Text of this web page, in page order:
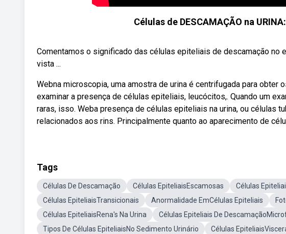
Células de DESCAMAÇÃO na
Comentamos o significado das células epiteliais de descamação no
vista ...
Webna microscopia, uma amostra de urina é centrifugada para
examinar a presença de células epiteliais, leucócitos,. Quando um
raras, isso. Weba presença de células epiteliais na urina, ou células
relacionados aos rins. Principalmente quanto ao aparecimento de
Tags
Células De Descamação Células EpiteliaisEscamosas Células
Células EpiteliaisTransicionais
Anormalidade EmCélulas Epiteliais
Células EpiteliaisRena's Na Urina
Células Epiteliais De
Tipos De Células EpiteliaisNo Sedimento Urinário
Células